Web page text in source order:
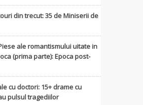
din trecut: 35 de Miniserii de
ale romantismului uitate in
(prima parte): Epoca post-
cu doctori: 15+ drame cu
pulsul tragediilor